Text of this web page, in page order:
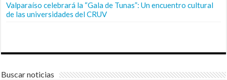
Valparaíso celebrará la “Gala de Tunas”: Un encuentro cultural
de las universidades del CRUV
Buscar noticias